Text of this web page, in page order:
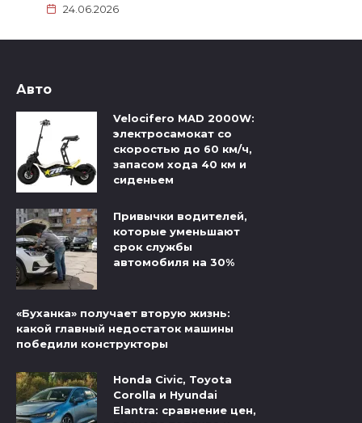
24.06.2026
Авто
Velocifero MAD 2000W:
электросамокат со
скоростью до 60 км/ч,
запасом хода 40 км и
сиденьем
Привычки водителей,
которые уменьшают
срок службы
автомобиля на 30%
«Буханка» получает вторую жизнь:
какой главный недостаток машины
победили конструкторы
Honda Civic, Toyota
Corolla и Hyundai
Elantra: сравнение цен,